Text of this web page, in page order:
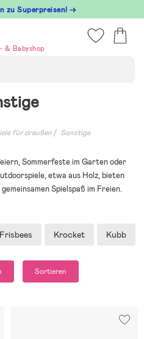
zu Superpreisen! →
& Babyshop
für draußen Sonstige
Sommerfeste im Garten oder
etwa aus Holz, bieten
Spielspaß im Freien.
Frisbees Krocket Kubb
Sortieren